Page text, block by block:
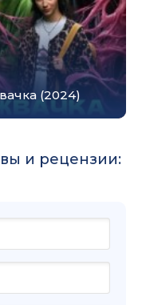
(2024)
и рецензии: